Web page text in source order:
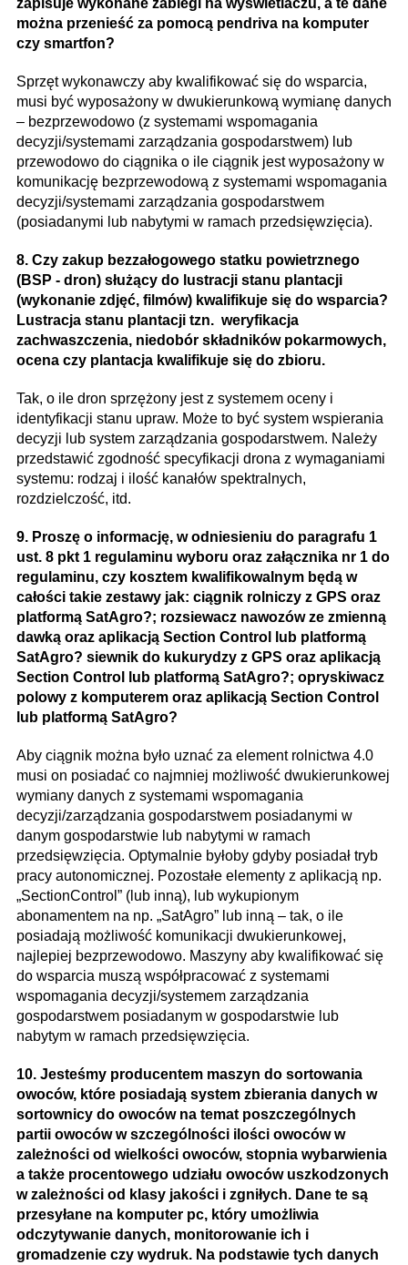
można przenieść za pomocą pendriva na komputer
czy smartfon?
Sprzęt wykonawczy aby kwalifikować się do wsparcia,
musi być wyposażony w dwukierunkową wymianę danych
– bezprzewodowo (z systemami wspomagania
decyzji/systemami zarządzania gospodarstwem) lub
przewodowo do ciągnika o ile ciągnik jest wyposażony w
komunikację bezprzewodową z systemami wspomagania
decyzji/systemami zarządzania gospodarstwem
(posiadanymi lub nabytymi w ramach przedsięwzięcia).
8. Czy zakup bezzałogowego statku powietrznego
(BSP - dron) służący do lustracji stanu plantacji
(wykonanie zdjęć, filmów) kwalifikuje się do wsparcia?
Lustracja stanu plantacji tzn. weryfikacja
zachwaszczenia, niedobór składników pokarmowych,
ocena czy plantacja kwalifikuje się do zbioru.
Tak, o ile dron sprzężony jest z systemem oceny i
identyfikacji stanu upraw. Może to być system wspierania
decyzji lub system zarządzania gospodarstwem. Należy
przedstawić zgodność specyfikacji drona z wymaganiami
systemu: rodzaj i ilość kanałów spektralnych,
rozdzielczość, itd.
9. Proszę o informację, w odniesieniu do paragrafu 1
ust. 8 pkt 1 regulaminu wyboru oraz załącznika nr 1 do
regulaminu, czy kosztem kwalifikowalnym będą w
całości takie zestawy jak: ciągnik rolniczy z GPS oraz
platformą SatAgro?; rozsiewacz nawozów ze zmienną
dawką oraz aplikacją Section Control lub platformą
SatAgro? siewnik do kukurydzy z GPS oraz aplikacją
Section Control lub platformą SatAgro?; opryskiwacz
polowy z komputerem oraz aplikacją Section Control
lub platformą SatAgro?
Aby ciągnik można było uznać za element rolnictwa 4.0
musi on posiadać co najmniej możliwość dwukierunkowej
wymiany danych z systemami wspomagania
decyzji/zarządzania gospodarstwem posiadanymi w
danym gospodarstwie lub nabytymi w ramach
przedsięwzięcia. Optymalnie byłoby gdyby posiadał tryb
pracy autonomicznej. Pozostałe elementy z aplikacją np.
„SectionControl” (lub inną), lub wykupionym
abonamentem na np. „SatAgro” lub inną – tak, o ile
posiadają możliwość komunikacji dwukierunkowej,
najlepiej bezprzewodowo. Maszyny aby kwalifikować się
do wsparcia muszą współpracować z systemami
wspomagania decyzji/systemem zarządzania
gospodarstwem posiadanym w gospodarstwie lub
nabytym w ramach przedsięwzięcia.
10. Jesteśmy producentem maszyn do sortowania
owoców, które posiadają system zbierania danych w
sortownicy do owoców na temat poszczególnych
partii owoców w szczególności ilości owoców w
zależności od wielkości owoców, stopnia wybarwienia
a także procentowego udziału owoców uszkodzonych
w zależności od klasy jakości i zgniłych. Dane te są
przesyłane na komputer pc, który umożliwia
odczytywanie danych, monitorowanie ich i
gromadzenie czy wydruk. Na podstawie tych danych